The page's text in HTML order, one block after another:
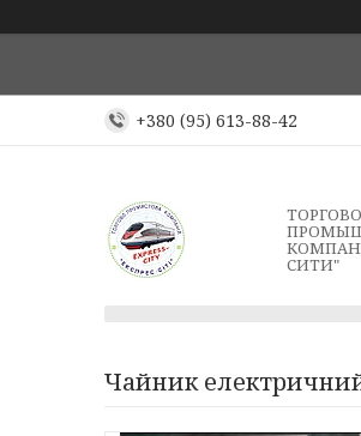
+380 (95) 613-88-42
СИТИ"
Чайник електричний